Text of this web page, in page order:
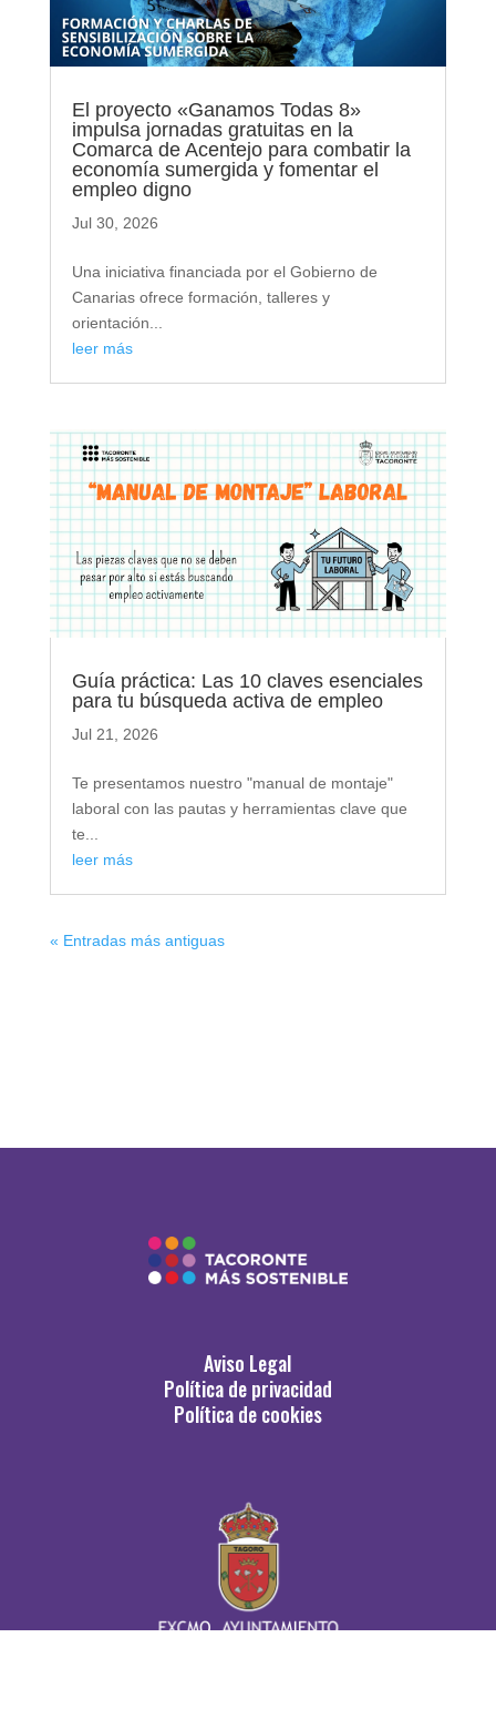
El proyecto «Ganamos Todas 8»
impulsa jornadas gratuitas en la
Comarca de Acentejo para combatir la
economía sumergida y fomentar el
empleo digno
Jul 30, 2026
Una iniciativa financiada por el Gobierno de
Canarias ofrece formación, talleres y
orientación...
leer más
Guía práctica: Las 10 claves esenciales
para tu búsqueda activa de empleo
Jul 21, 2026
Te presentamos nuestro "manual de montaje"
laboral con las pautas y herramientas clave que
te...
leer más
« Entradas más antiguas
Aviso Legal
Política de privacidad
Política de cookies